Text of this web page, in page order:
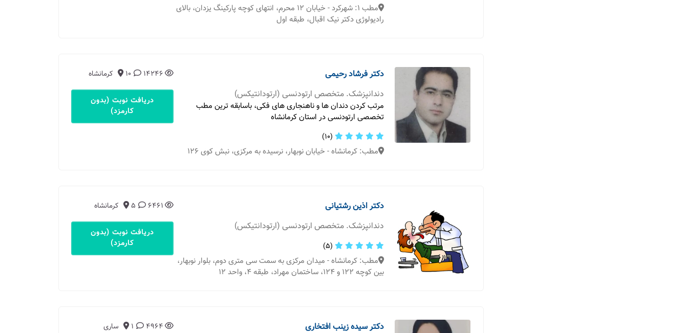
مطب 1: شهرکرد - خیابان ١٢ محرم، انتهای کوچه پارکینگ یزدان، بالای
رادیولوژی دکتر نیک اقبال، طبقه اول
دکتر فرشاد رحیمی
دندانپزشک. متخصص ارتودنسی (ارتودانتیکس)
مرتب کردن دندان ها و ناهنجاری های فکی، باسابقه ترین مطب
تخصصی ارتودنسی در استان کرمانشاه
(10)
مطب: کرمانشاه - خیابان نوبهار، نرسيده به مركزى، نبش كوى ١٢٦
14246
10 کرمانشاه
دریافت نوبت (بدون
کارمزد)
دکتر اذین رشتیانی
دندانپزشک. متخصص ارتودنسی (ارتودانتیکس)
(5)
مطب: کرمانشاه - میدان مرکزی به سمت سی متری دوم، بلوار نوبهار،
بین کوچه 122 و 124، ساختمان مهراد، طبقه 4، واحد 12
6461
5 کرمانشاه
دریافت نوبت (بدون
کارمزد)
دکتر سیده زینب افتخاری
4964
1 ساری